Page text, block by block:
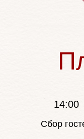
14:00
Сбор